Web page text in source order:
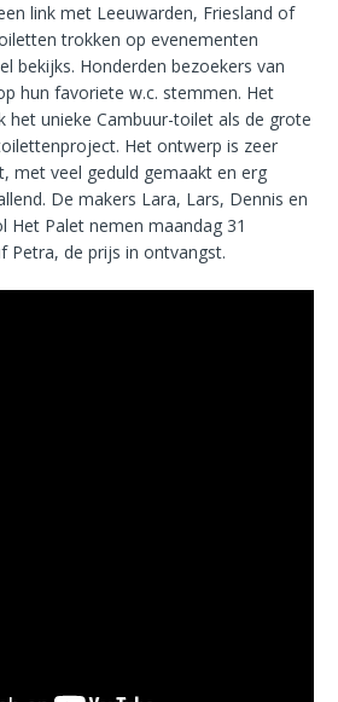
link met Leeuwarden, Friesland of
trokken op evenementen
bekijks. Honderden bezoekers van
hun favoriete w.c. stemmen. Het
het unieke Cambuur-toilet als de grote
Het ontwerp is zeer
met veel geduld gemaakt en erg
De makers Lara, Lars, Dennis en
Het Palet nemen maandag 31
de prijs in ontvangst.